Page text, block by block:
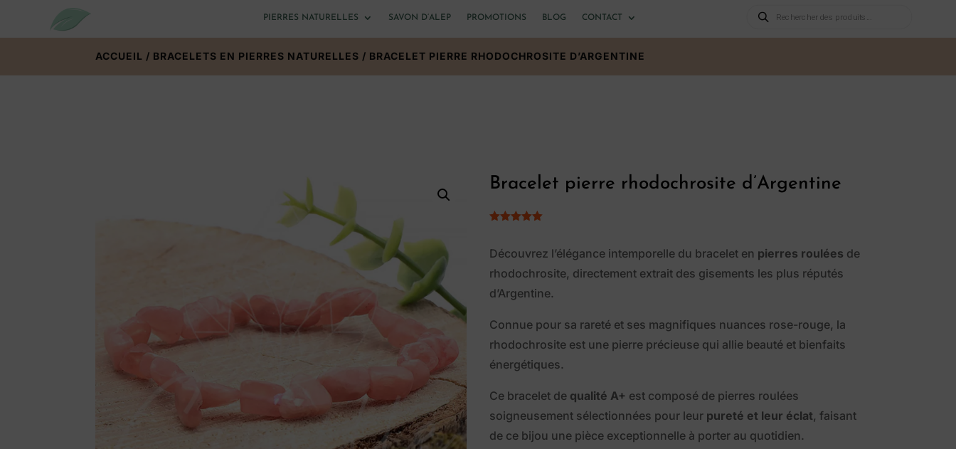
PIERRES NATURELLES SAVON D’ALEP PROMOTIONS BLOG CONTACT
produits
ACCUEIL / BRACELETS EN PIERRES NATURELLES / BRACELET PIERRE RHODOCHROSITE D’ARGENTINE
Bracelet pierre rhodochrosite d’Argentine
basé sur
notations
client
Découvrez l’élégance intemporelle du bracelet en pierres roulées de
rhodochrosite, directement extrait des gisements les plus réputés
d’Argentine.
Connue pour sa rareté et ses magnifiques nuances rose-rouge, la
rhodochrosite est une pierre précieuse qui allie beauté et bienfaits
énergétiques.
Ce bracelet de qualité A+ est composé de pierres roulées
soigneusement sélectionnées pour leur pureté et leur éclat, faisant
de ce bijou une pièce exceptionnelle à porter au quotidien.